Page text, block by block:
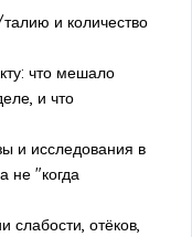
и количество
что мешало
и что
и исследования в
не "когда
слабости, отёков,